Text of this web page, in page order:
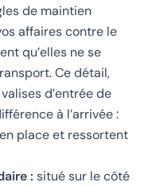
de maintien
affaires contre le
qu’elles ne se
Ce détail,
d’entrée de
à l’arrivée :
place et ressortent
: situé sur le côté